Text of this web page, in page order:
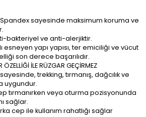
sayesinde maksimum koruma ve
bakteriyel ve anti-alerjiktir.
esneyen yapı yapısı, ter emiciliği ve vücut
son derece başarılıdır.
İLE RÜZGAR GEÇİRMEZ
trekking, tırmanış, dağcılık ve
uygundur.
tırmanırken veya oturma pozisyonunda
sağlar.
cep ile kullanım rahatlığı sağlar